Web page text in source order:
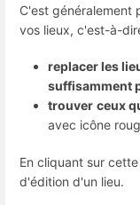
C'est généralement
vos lieux, c'est-à-
replacer les
suffisamment
trouver ceux
avec icône
En cliquant sur
d'édition d'un lieu.